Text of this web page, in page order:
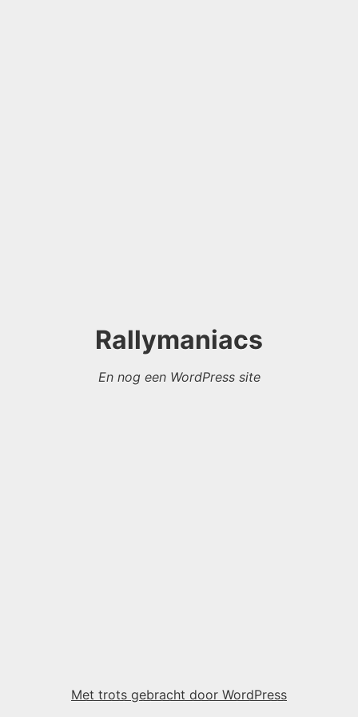
Rallymaniacs
En nog een WordPress site
Met trots gebracht door WordPress